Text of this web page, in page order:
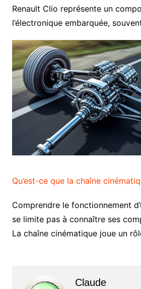
Renault Clio représente un
l’électronique embarquée,
Qu’est-ce que la chaîne
Comprendre le fonctionnement
se limite pas à connaître ses
La chaîne cinématique joue un
Claude